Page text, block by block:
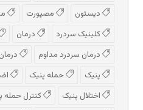
دیستون
مصپورت
کلینیک سردرد
درمان
درمان سردرد مداوم
پنیک
حمله پنیک
اختلال پنیک
کنترل حمله